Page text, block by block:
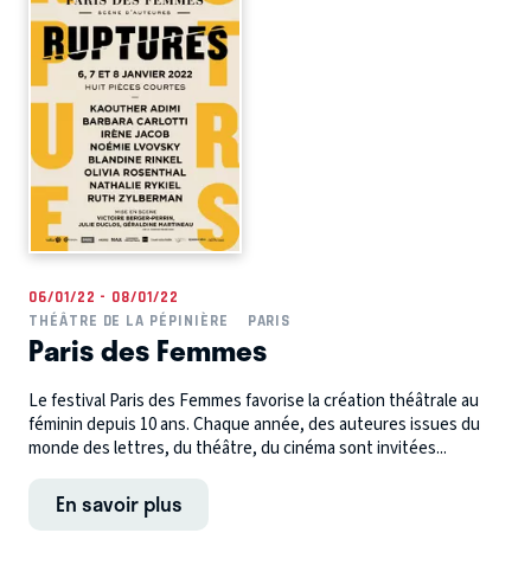
06/01/22 - 08/01/22
THÉÂTRE DE LA PÉPINIÈRE
PARIS
Paris des Femmes
Le festival Paris des Femmes favorise la création théâtrale au
féminin depuis 10 ans. Chaque année, des auteures issues du
monde des lettres, du théâtre, du cinéma sont invitées...
En savoir plus